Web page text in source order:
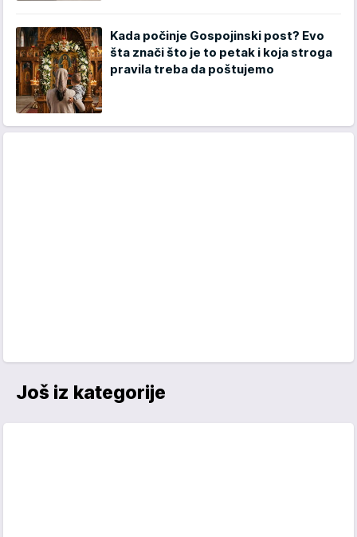
Kada počinje Gospojinski post? Evo
šta znači što je to petak i koja stroga
pravila treba da poštujemo
Još iz kategorije